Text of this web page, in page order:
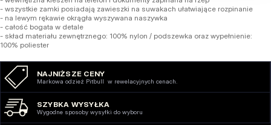
- wszystkie zamki posiadają zawieszki na suwakach ułatwiające rozpinanie
- na lewym rękawie okrągła wyszywana naszywka
- całość bogata w detale
- skład materiału zewnętrznego: 100% nylon / podszewka oraz wypełnienie:
100% poliester
NAJNIŻSZE CENY
Markowa odzież Pitbull w rewelacyjnych cenach.
SZYBKA WYSYŁKA
Wygodne sposoby wysyłki do wyboru